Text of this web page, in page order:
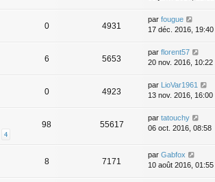
0 4931
par fougue
17 déc. 2016, 19:40
6 5653
par florent57
20 nov. 2016, 10:22
0 4923
par LioVar1961
13 nov. 2016, 16:00
4
98 55617
par tatouchy
06 oct. 2016, 08:58
8 7171
par Gabfox
10 août 2016, 01:55